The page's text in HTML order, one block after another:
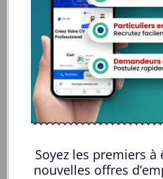
Leather
Advertising
Open
Soyez les premiers
nouvelles offres